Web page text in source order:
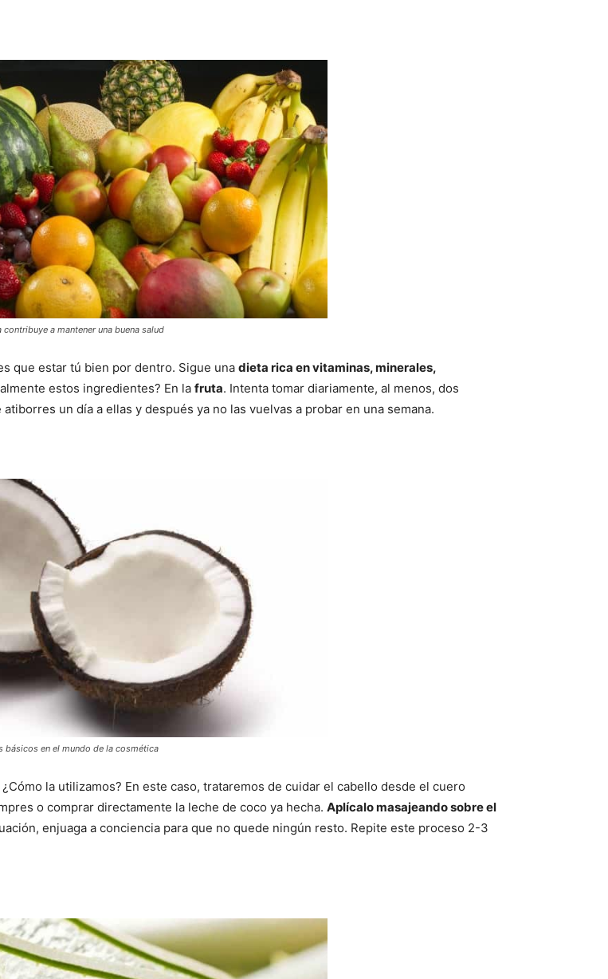
a mantener una buena salud
que estar tú bien por dentro. Sigue una dieta rica en vitaminas, minerales,
estos ingredientes? En la fruta. Intenta tomar diariamente, al menos, dos
un día a ellas y después ya no las vuelvas a probar en una semana.
básicos en el mundo de la cosmética
la utilizamos? En este caso, trataremos de cuidar el cabello desde el cuero
o comprar directamente la leche de coco ya hecha. Aplícalo masajeando sobre el
enjuaga a conciencia para que no quede ningún resto. Repite este proceso 2-3